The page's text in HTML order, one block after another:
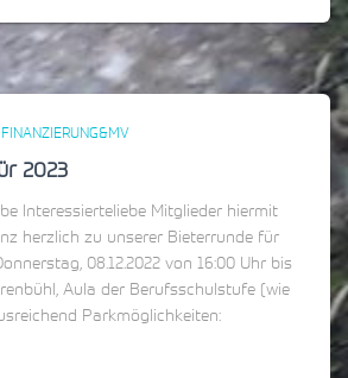
FINANZIERUNG&MV
2023
Interessierteliebe Mitglieder hiermit
herzlich zu unserer Bieterrunde für
08.12.2022 von 16:00 Uhr bis
Aula der Berufsschulstufe (wie
Parkmöglichkeiten: